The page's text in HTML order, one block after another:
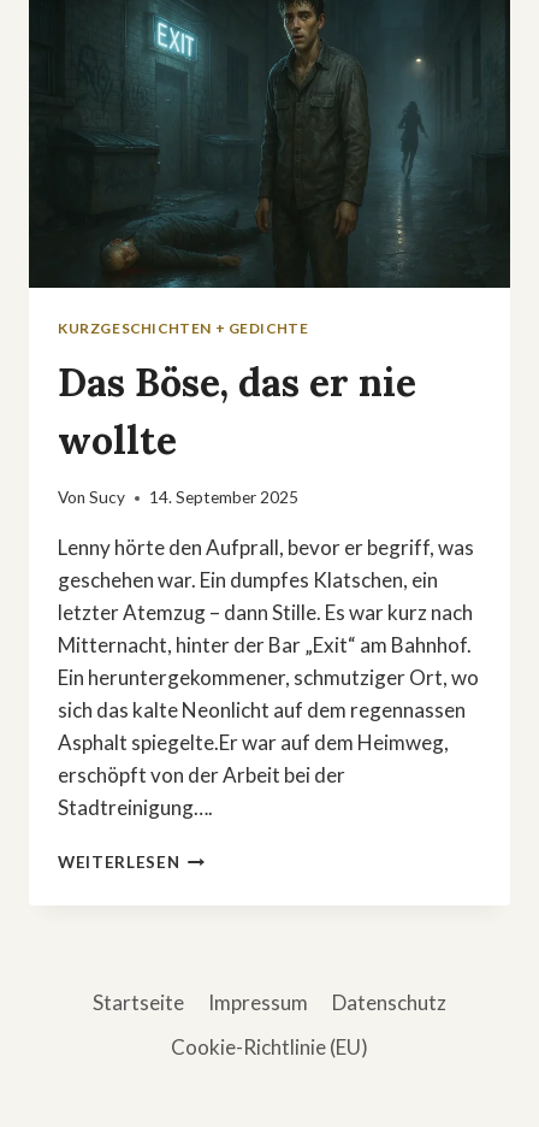
KURZGESCHICHTEN + GEDICHTE
Das Böse, das er nie
wollte
Von Sucy 14. September 2025
Lenny hörte den Aufprall, bevor er begriff, was
geschehen war. Ein dumpfes Klatschen, ein
letzter Atemzug – dann Stille. Es war kurz nach
Mitternacht, hinter der Bar „Exit“ am Bahnhof.
Ein heruntergekommener, schmutziger Ort, wo
sich das kalte Neonlicht auf dem regennassen
Asphalt spiegelte.Er war auf dem Heimweg,
erschöpft von der Arbeit bei der
Stadtreinigung….
WEITERLESEN DAS
DAS
Startseite Impressum
Datenschutz
Cookie-Richtlinie (EU)